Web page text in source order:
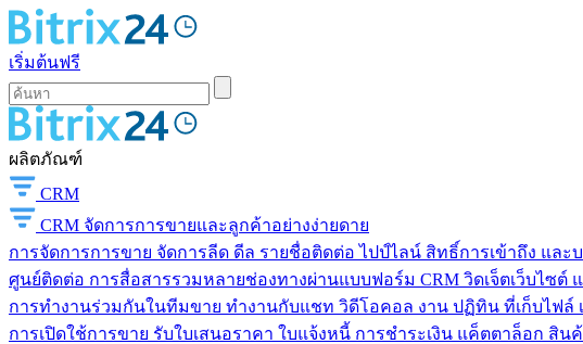
เริ่มต้นฟรี
ผลิตภัณฑ์
CRM
CRM จัดการการขายและลูกค้าอย่างง่ายดาย
การจัดการการขาย จัดการลีด ดีล รายชื่อติดต่อ ไปป์ไลน์ สิทธิ์การเข้าถึง และ
ศูนย์ติดต่อ การสื่อสารรวมหลายช่องทางผ่านแบบฟอร์ม CRM วิดเจ็ตเว็บไซต์
การทำงานร่วมกันในทีมขาย ทำงานกับแชท วิดีโอคอล งาน ปฏิทิน ที่เก็บไฟล์
การเปิดใช้การขาย รับใบเสนอราคา ใบแจ้งหนี้ การชำระเงิน แค็ตตาล็อก สิ